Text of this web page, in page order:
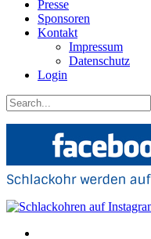
Presse
Sponsoren
Kontakt
Impressum
Datenschutz
Login